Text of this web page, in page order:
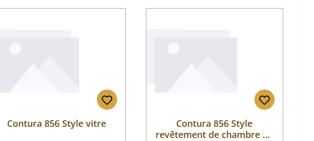
Contura 856 Style vitre
Contura 856 Style
revêtement de chambre de